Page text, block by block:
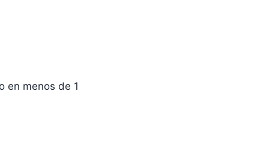
en menos de 1